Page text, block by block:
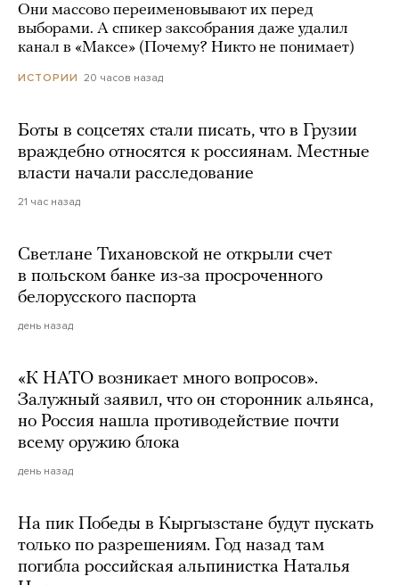
Они массово переименовывают их перед
выборами. А спикер заксобрания даже удалил
канал в «Максе» (Почему? Никто не понимает)
ИСТОРИИ 20 часов назад
Боты в соцсетях стали писать, что в Грузии
враждебно относятся к россиянам. Местные
власти начали расследование
21 час назад
Светлане Тихановской не открыли счет
в польском банке из-за просроченного
белорусского паспорта
день назад
«К НАТО возникает много вопросов».
Залужный заявил, что он сторонник альянса,
но Россия нашла противодействие почти
всему оружию блока
день назад
На пик Победы в Кыргызстане будут пускать
только по разрешениям. Год назад там
погибла российская альпинистка Наталья